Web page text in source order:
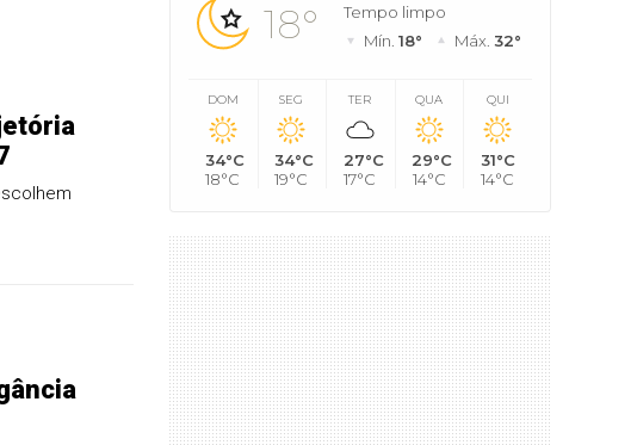
18°
Tempo limpo
Mín. 18° Máx. 32°
DOM
34°C
18°C
SEG
34°C
19°C
TER
27°C
17°C
QUA
29°C
14°C
QUI
31°C
14°C